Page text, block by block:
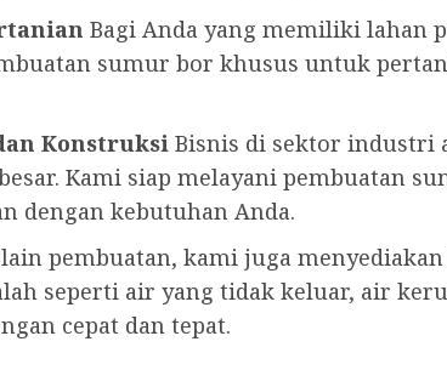
Bagi Anda yang memiliki
sumur bor khusus untuk
Konstruksi Bisnis di sektor industri
Kami siap melayani pembuatan
dengan kebutuhan Anda.
pembuatan, kami juga
seperti air yang tidak keluar, air
cepat dan tepat.